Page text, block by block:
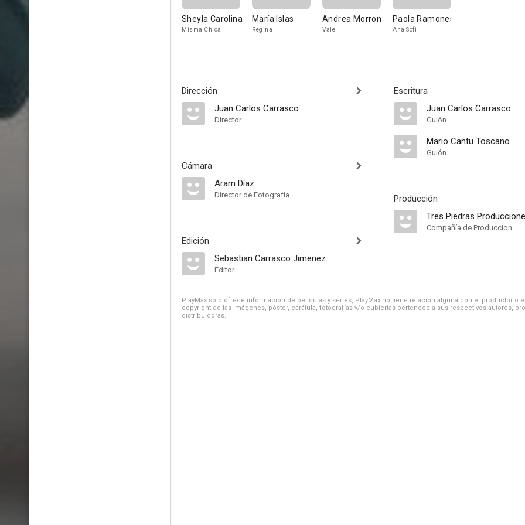
Sheyla Carolina
Misma Chica
María Islas
Regina
Andrea Morron
Vale
Paola Ramones
Ana Sofi
Dirección
Juan Carlos Carrasco
Director
Cámara
Aram Díaz
Director de Fotografía
Edición
Sebastian Carrasco Jimenez
Editor
Escritura
Juan Carlos Carrasco
Guión
Mario Cantu Toscano
Guión
Producción
Tres Piedras
Compañía de Produccion
PlayMax solo ofrece información de películas y series, PlayMax no tiene relación alguna con el productor o
copyright de las imágenes, póster, carátula, fotografías y/o cubiertas pertenece a sus respectivos autores,
distribuidoras.